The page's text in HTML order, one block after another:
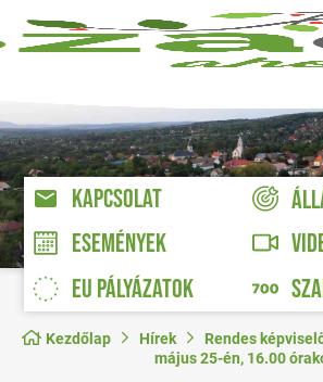
KAPCSOLAT
ESEMÉNYEK
EU PÁLYÁZATOK
Kezdőlap Hírek
Rendes
május 25-én, 16.00